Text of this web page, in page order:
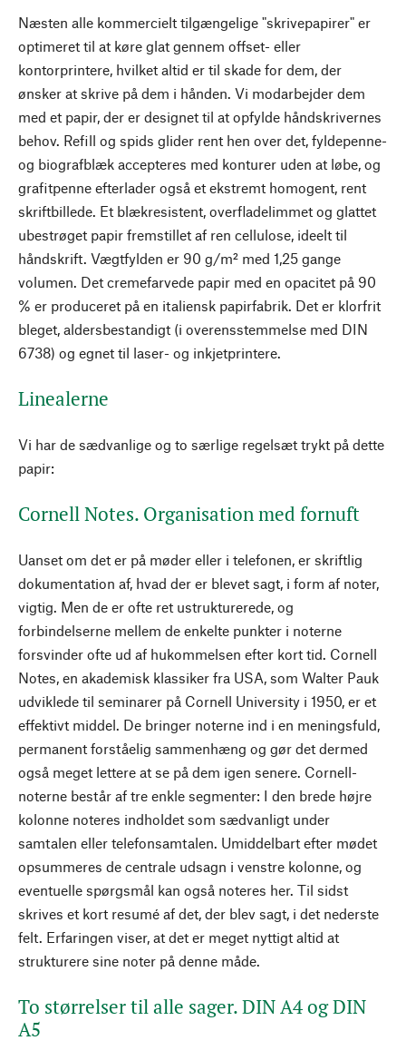
Næsten alle kommercielt tilgængelige "skrivepapirer" er
optimeret til at køre glat gennem offset- eller
kontorprintere, hvilket altid er til skade for dem, der
ønsker at skrive på dem i hånden. Vi modarbejder dem
med et papir, der er designet til at opfylde håndskrivernes
behov. Refill og spids glider rent hen over det, fyldepenne-
og biografblæk accepteres med konturer uden at løbe, og
grafitpenne efterlader også et ekstremt homogent, rent
skriftbillede. Et blækresistent, overfladelimmet og glattet
ubestrøget papir fremstillet af ren cellulose, ideelt til
håndskrift. Vægtfylden er 90 g/m² med 1,25 gange
volumen. Det cremefarvede papir med en opacitet på 90
% er produceret på en italiensk papirfabrik. Det er klorfrit
bleget, aldersbestandigt (i overensstemmelse med DIN
6738) og egnet til laser- og inkjetprintere.
Linealerne
Vi har de sædvanlige og to særlige regelsæt trykt på dette
papir:
Cornell Notes. Organisation med fornuft
Uanset om det er på møder eller i telefonen, er skriftlig
dokumentation af, hvad der er blevet sagt, i form af noter,
vigtig. Men de er ofte ret ustrukturerede, og
forbindelserne mellem de enkelte punkter i noterne
forsvinder ofte ud af hukommelsen efter kort tid. Cornell
Notes, en akademisk klassiker fra USA, som Walter Pauk
udviklede til seminarer på Cornell University i 1950, er et
effektivt middel. De bringer noterne ind i en meningsfuld,
permanent forståelig sammenhæng og gør det dermed
også meget lettere at se på dem igen senere. Cornell-
noterne består af tre enkle segmenter: I den brede højre
kolonne noteres indholdet som sædvanligt under
samtalen eller telefonsamtalen. Umiddelbart efter mødet
opsummeres de centrale udsagn i venstre kolonne, og
eventuelle spørgsmål kan også noteres her. Til sidst
skrives et kort resumé af det, der blev sagt, i det nederste
felt. Erfaringen viser, at det er meget nyttigt altid at
strukturere sine noter på denne måde.
To størrelser til alle sager. DIN A4 og DIN
A5